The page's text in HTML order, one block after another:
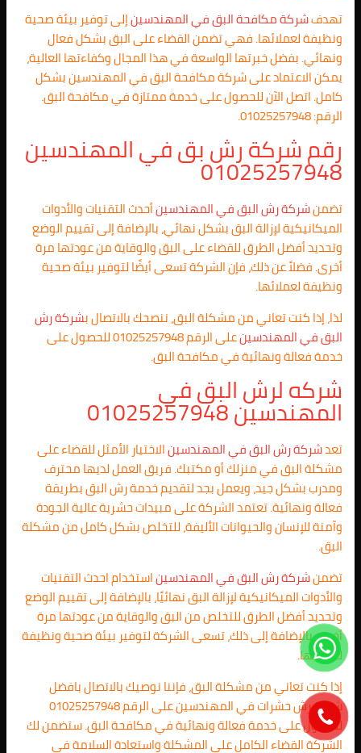
تهدفشركة مكافحة البق في المهندسينإلى توفير بيئة صحية
ونظيفة لعملائها. فهي تضمن القضاء على البق بشكل فعال
ونهائي. بفضل خبرتها الواسعة في هذا المجال وكفاءتها العالية،
يمكن الاعتماد على شركة مكافحة البق في المهندسين بشكل
كامل. اتصل الآن للحصول على خدمة ممتازة في مكافحة البق.
الرقم: 01025257948.
رقم شركة رش بق في المهندسين
01025257948
تضمنشركة رش البق في المهندسينأحدث التقنيات والأدوات
الميكانيكية لإزالة البق بشكل نهائي، بالإضافة إلى تقييم الوضع
وتحديد أفضل الطرق للقضاء على البق والوقاية من عودتها مرة
أخرى. فضلاً عن ذلك، فإن الشركة تسعى أيضًا لتوفير بيئة صحية
ونظيفة لعملائها.
لذا، إذا كنت تعاني من مشكلة البق، ننصحك بالاتصال بشركة رش
البق في المهندسين
على الرقم 01025257948 للحصول على
خدمة فعالة ونهائية في مكافحة البق.
شركه لرش البق في
المهندسين01025257948
تعدشركة رش البق في المهندسينالاختيار الأمثل للقضاء على
مشكلة البق في منزلك أو مكتبك. فريق العمل لديها محترف
ومدرب بشكل جيد، ويعمل بجد لتقديم خدمة رش البق بطريقة
فعالة ونهائية. تعتمد الشركة على مبيدات حشرية عالية الجودة
وآمنة للإنسان والحيوانات الأليفة، للتخلص بشكل كامل من مشكلة
البق.
تضمنشركة رش البق في المهندسيناستخدام احدث التقنيات
والأدوات الميكانيكية لإزالة البق نهائيًا، بالإضافة إلى تقييم الوضع
وتحديد أفضل الطرق للتخلص من البق والوقاية من عودتها مرة
أخرى. بالإضافة إلى ذلك، تسعى الشركة لتوفير بيئة صحية ونظيفة
لعملائها.
إذا كنت تعاني من مشكلة البق، فإننا نوصيك بالاتصال بافضل
شركة رش حشرات في المهندسين
على الرقم 01025257948
للحصول على خدمة فعالة ونهائية في مكافحة البق. ستضمن لك
الشركة القضاء الكامل على المشكلة واستعادة السلامة في